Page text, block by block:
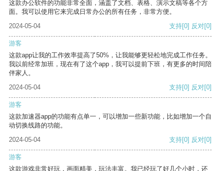
这款办公软件的功能非常全面，涵盖了文档、表格、演示文稿等各个方
面。我可以使用它来完成日常办公的所有任务，非常方便。
2024-05-04
支持[0] 反对[0]
游客
这款app让我的工作效率提高了50%，让我能够更轻松地完成工作任务。
我以前经常加班，现在有了这个app，我可以提前下班，有更多的时间陪
伴家人。
2024-05-04
支持[0] 反对[0]
游客
这款加速器app的功能有点单一，可以增加一些新功能，比如增加一个自
动切换线路的功能。
2024-05-04
支持[0] 反对[0]
游客
这款游戏非常好玩，画面精美，玩法丰富。我已经玩了好几个小时，还